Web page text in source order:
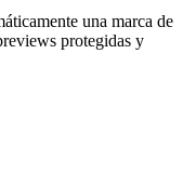
una marca de
protegidas y